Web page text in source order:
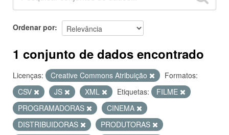
SOBRE
Ordenar por
1 conjunto de dados encontrado
Licenças: Creative Commons Atribuição
Formatos:
CSV
JS XML Etiquetas:
FILME
PROGRAMADORAS
CINEMA
DISTRIBUIDORAS
PRODUTORAS